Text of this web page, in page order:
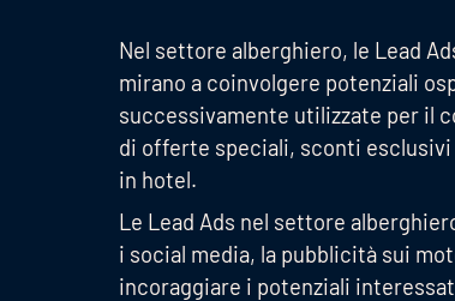
Nel settore alberghiero, le Lead
mirano a coinvolgere potenziali
successivamente utilizzate per il
di offerte speciali, sconti
in hotel.
Le Lead Ads nel settore
i social media, la pubblicità sui
incoraggiare i potenziali